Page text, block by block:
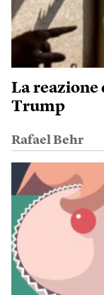
La reazione
Trump
Rafael Behr